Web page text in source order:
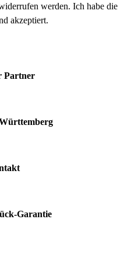
werden. Ich habe die
akzeptiert.
Partner
Garantie